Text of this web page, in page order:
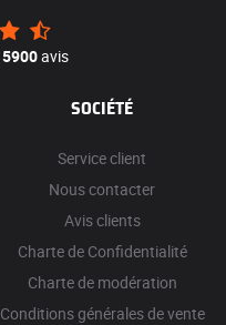
5900avis
SOCIÉTÉ
Service client
Nous contacter
Avis clients
Charte de Confidentialité
Charte de modération
Conditions générales de vente